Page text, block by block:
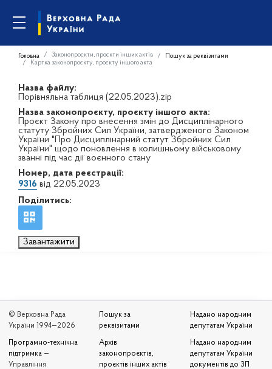
Головна Законопроєкти, проєкти інших актів
Пошук за реквізитами
Картка законопроєкту, проєкту іншого акта
Назва файлу:
Порівняльна таблиця (22.05.2023).zip
Назва законопроєкту, проєкту іншого акта:
Проєкт Закону про внесення змін до Дисциплінарного
статуту Збройних Сил України, затвердженого Законом
України "Про Дисциплінарний статут Збройних Сил
України" щодо поновлення в колишньому військовому
званні під час дії воєнного стану
Номер, дата реєстрації:
9316 від 22.05.2023
Поділитись:
Завантажити
© Верховна Рада
України 1994—2026
Програмно-технічна
підтримка —
Управління
Пошук за
реквізитами
Архів
законопроєктів,
проєктів інших актів
Надано народним
депутатам України
Надано народним
депутатам України
документів до ЗП